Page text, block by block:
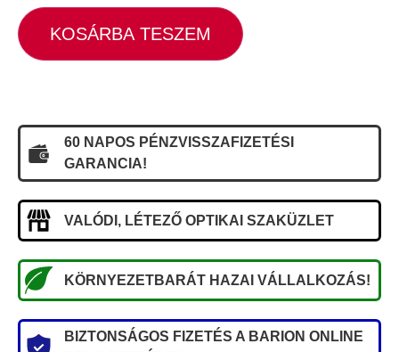
KOSÁRBA TESZEM
60 NAPOS PÉNZVISSZAFIZETÉSI
GARANCIA!
VALÓDI, LÉTEZŐ OPTIKAI SZAKÜZLET
KÖRNYEZETBARÁT HAZAI VÁLLALKOZÁS!
BIZTONSÁGOS FIZETÉS A BARION ONLINE